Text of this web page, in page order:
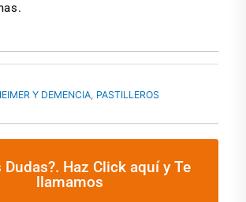
Y DEMENCIA, PASTILLEROS
Dudas?. Haz Click aquí y Te
llamamos